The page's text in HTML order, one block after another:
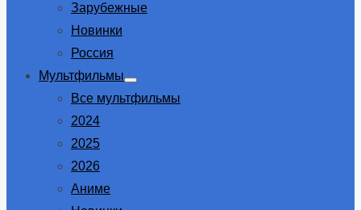
Зарубежные
Новинки
Россия
Мультфильмы
Show
sub
Все мультфильмы
2024
2025
2026
Аниме